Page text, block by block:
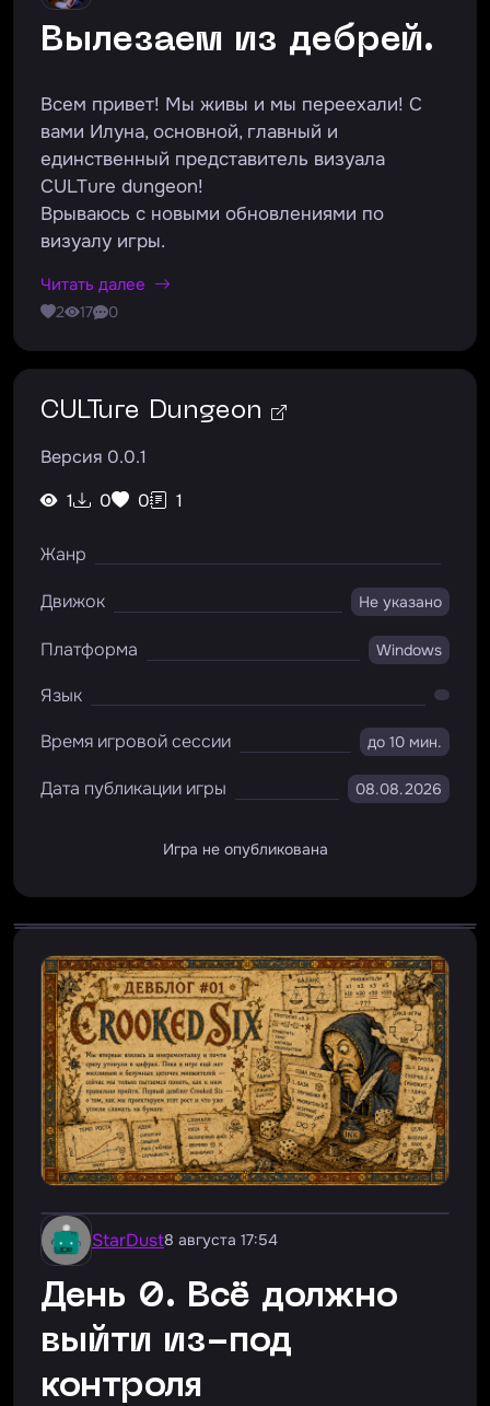
Вылезаем из дебрей.
Всем привет! Мы живы и мы переехали! С
вами Илуна, основной, главный и
единственный представитель визуала
CULTure dungeon!
Врываюсь с новыми обновлениями по
визуалу игры.
Читать далее
2 17 0
CULTure Dungeon
Версия 0.0.1
1
0 0 1
Жанр
Движок Не указано
Платформа Windows
Язык
Время игровой сессии
до 10 мин.
Дата публикации игры 08.08.2026
Игра не опубликована
StarDust8 августа 17:54
День 0. Всё должно
выйти из-под
контроля